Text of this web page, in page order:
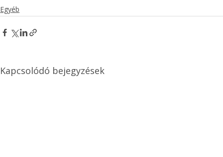
Egyéb
Kapcsolódó bejegyzések